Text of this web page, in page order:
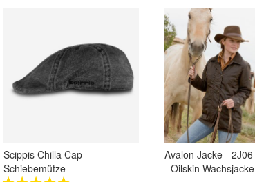
Scippis Chilla Cap -
Schiebemütze
Avalon Jacke - 2J06
- Oilskin Wachsjacke